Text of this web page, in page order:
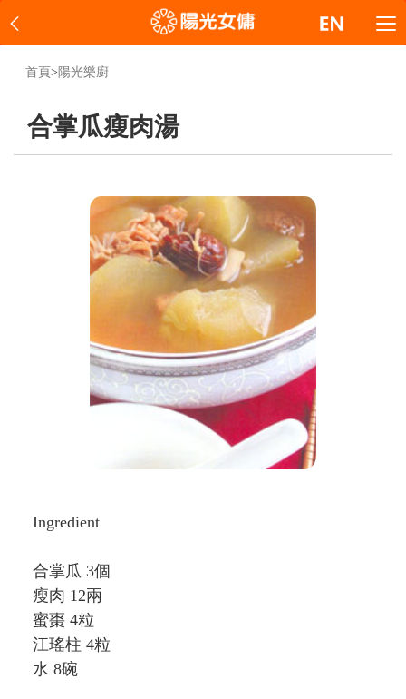
首頁> 陽光樂廚
合掌瓜瘦肉湯
Ingredient
合掌瓜 3個
瘦肉 12兩
蜜棗 4粒
江瑤柱 4粒
水 8碗